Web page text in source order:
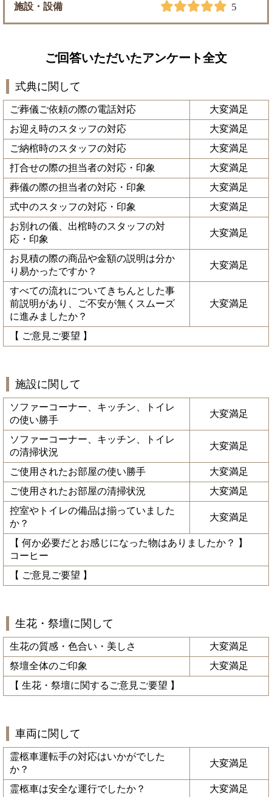
施設・設備 5
ご回答いただいたアンケート全文
式典に関して
ご葬儀ご依頼の際の電話対応
大変満足
お迎え時のスタッフの対応
大変満足
ご納棺時のスタッフの対応
大変満足
打合せの際の担当者の対応・印象
大変満足
葬儀の際の担当者の対応・印象
大変満足
式中のスタッフの対応・印象
大変満足
お別れの儀、出棺時のスタッフの対
応・印象
大変満足
お見積の際の商品や金額の説明は分か
り易かったですか？
大変満足
すべての流れについてきちんとした事
前説明があり、ご不安が無くスムーズ
に進みましたか？
大変満足
【 ご意見ご要望 】
施設に関して
ソファーコーナー、キッチン、トイレ
の使い勝手
大変満足
ソファーコーナー、キッチン、トイレ
の清掃状況
大変満足
ご使用されたお部屋の使い勝手
大変満足
ご使用されたお部屋の清掃状況
大変満足
控室やトイレの備品は揃っていました
か？
大変満足
【 何か必要だとお感じになった物はありましたか？ 】
コーヒー
【 ご意見ご要望 】
生花・祭壇に関して
生花の質感・色合い・美しさ
大変満足
祭壇全体のご印象
大変満足
【 生花・祭壇に関するご意見ご要望 】
車両に関して
霊柩車運転手の対応はいかがでした
か？
大変満足
霊柩車は安全な運行でしたか？
大変満足